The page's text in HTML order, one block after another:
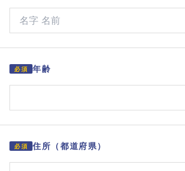
必須 年齢
必須 住所（都道府県）